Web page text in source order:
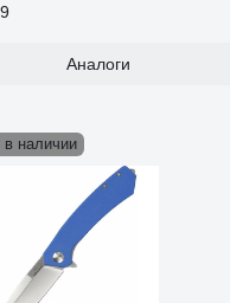
Аналоги
в наличии